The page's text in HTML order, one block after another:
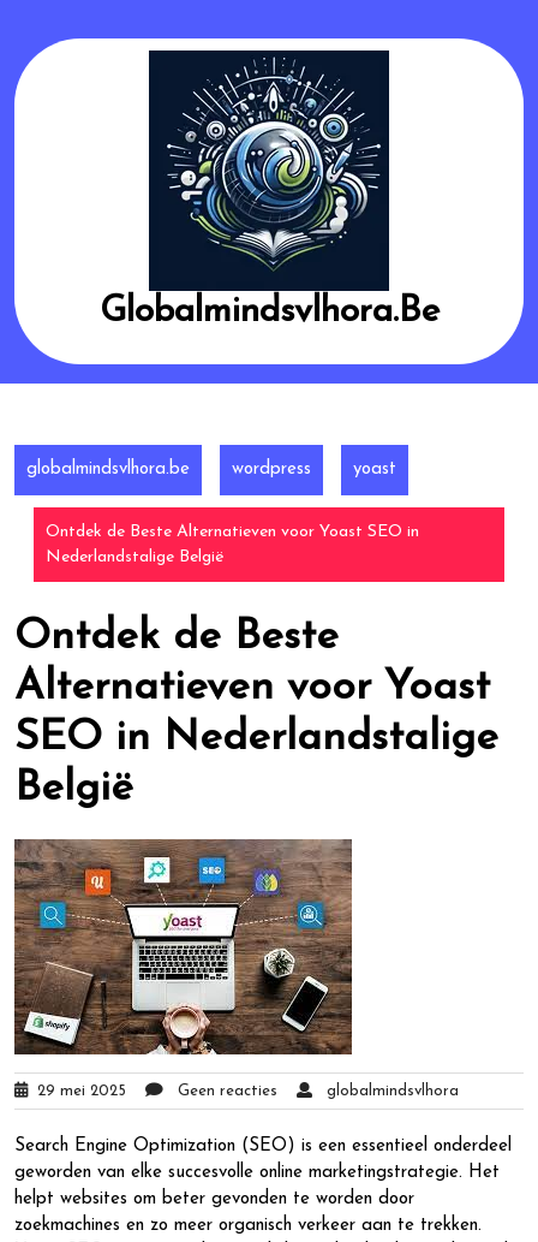
content
Globalmindsvlhora.be
globalmindsvlhora.be wordpress yoast
Ontdek de Beste Alternatieven voor Yoast SEO in
Nederlandstalige België
Ontdek de Beste
Alternatieven voor Yoast
SEO in Nederlandstalige
België
29 mei 2025 Geen reacties globalmindsvlhora
Search Engine Optimization (SEO) is een essentieel onderdeel
geworden van elke succesvolle online marketingstrategie. Het
helpt websites om beter gevonden te worden door
zoekmachines en zo meer organisch verkeer aan te trekken.